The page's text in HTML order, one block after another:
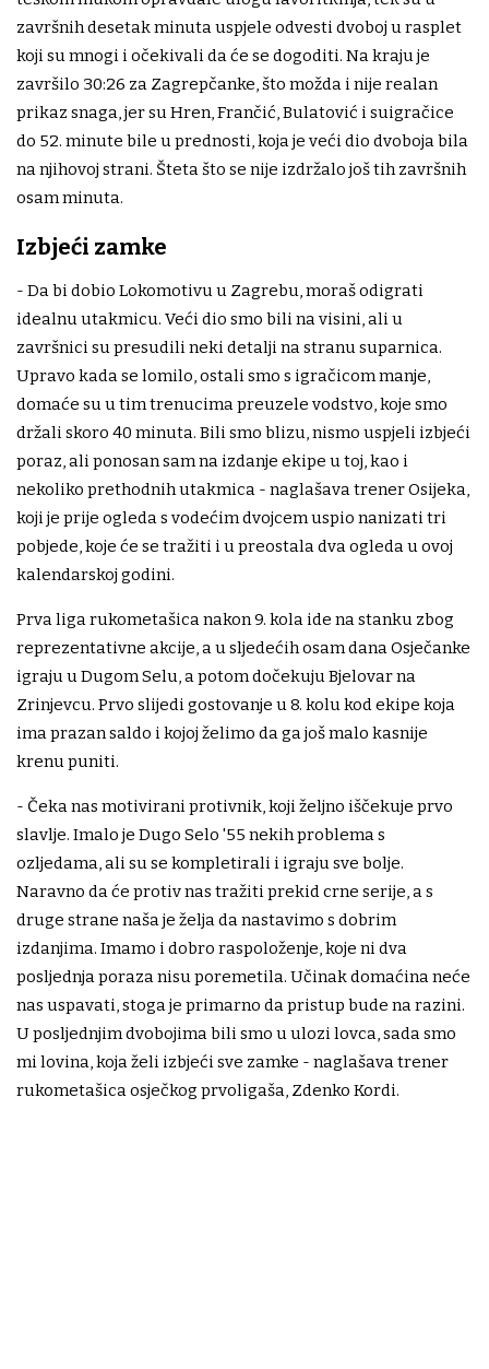
završnih desetak minuta uspjele odvesti dvoboj u rasplet
koji su mnogi i očekivali da će se dogoditi. Na kraju je
završilo 30:26 za Zagrepčanke, što možda i nije realan
prikaz snaga, jer su Hren, Frančić, Bulatović i suigračice
do 52. minute bile u prednosti, koja je veći dio dvoboja bila
na njihovoj strani. Šteta što se nije izdržalo još tih završnih
osam minuta.
Izbjeći zamke
- Da bi dobio Lokomotivu u Zagrebu, moraš odigrati
idealnu utakmicu. Veći dio smo bili na visini, ali u
završnici su presudili neki detalji na stranu suparnica.
Upravo kada se lomilo, ostali smo s igračicom manje,
domaće su u tim trenucima preuzele vodstvo, koje smo
držali skoro 40 minuta. Bili smo blizu, nismo uspjeli izbjeći
poraz, ali ponosan sam na izdanje ekipe u toj, kao i
nekoliko prethodnih utakmica - naglašava trener Osijeka,
koji je prije ogleda s vodećim dvojcem uspio nanizati tri
pobjede, koje će se tražiti i u preostala dva ogleda u ovoj
kalendarskoj godini.
Prva liga rukometašica nakon 9. kola ide na stanku zbog
reprezentativne akcije, a u sljedećih osam dana Osječanke
igraju u Dugom Selu, a potom dočekuju Bjelovar na
Zrinjevcu. Prvo slijedi gostovanje u 8. kolu kod ekipe koja
ima prazan saldo i kojoj želimo da ga još malo kasnije
krenu puniti.
- Čeka nas motivirani protivnik, koji željno iščekuje prvo
slavlje. Imalo je Dugo Selo '55 nekih problema s
ozljedama, ali su se kompletirali i igraju sve bolje.
Naravno da će protiv nas tražiti prekid crne serije, a s
druge strane naša je želja da nastavimo s dobrim
izdanjima. Imamo i dobro raspoloženje, koje ni dva
posljednja poraza nisu poremetila. Učinak domaćina neće
nas uspavati, stoga je primarno da pristup bude na razini.
U posljednjim dvobojima bili smo u ulozi lovca, sada smo
mi lovina, koja želi izbjeći sve zamke - naglašava trener
rukometašica osječkog prvoligaša, Zdenko Kordi.